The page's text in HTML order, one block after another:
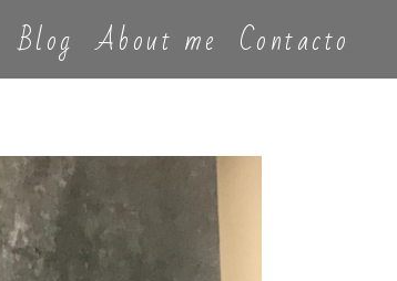
Blog About me Contacto